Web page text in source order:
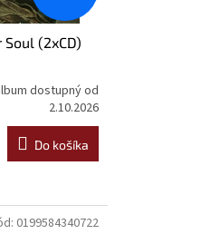
(2xCD)
dostupný od
2.10.2026
Do košíka
0199584340722